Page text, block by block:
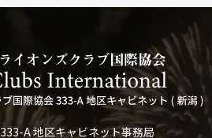
A 地区キャビネット事務局